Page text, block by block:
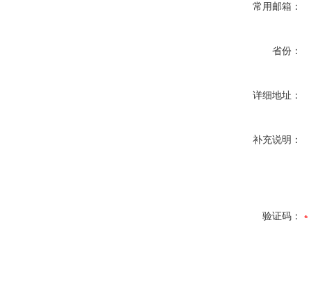
常用邮箱：
省份：
详细地址：
补充说明：
验证码：